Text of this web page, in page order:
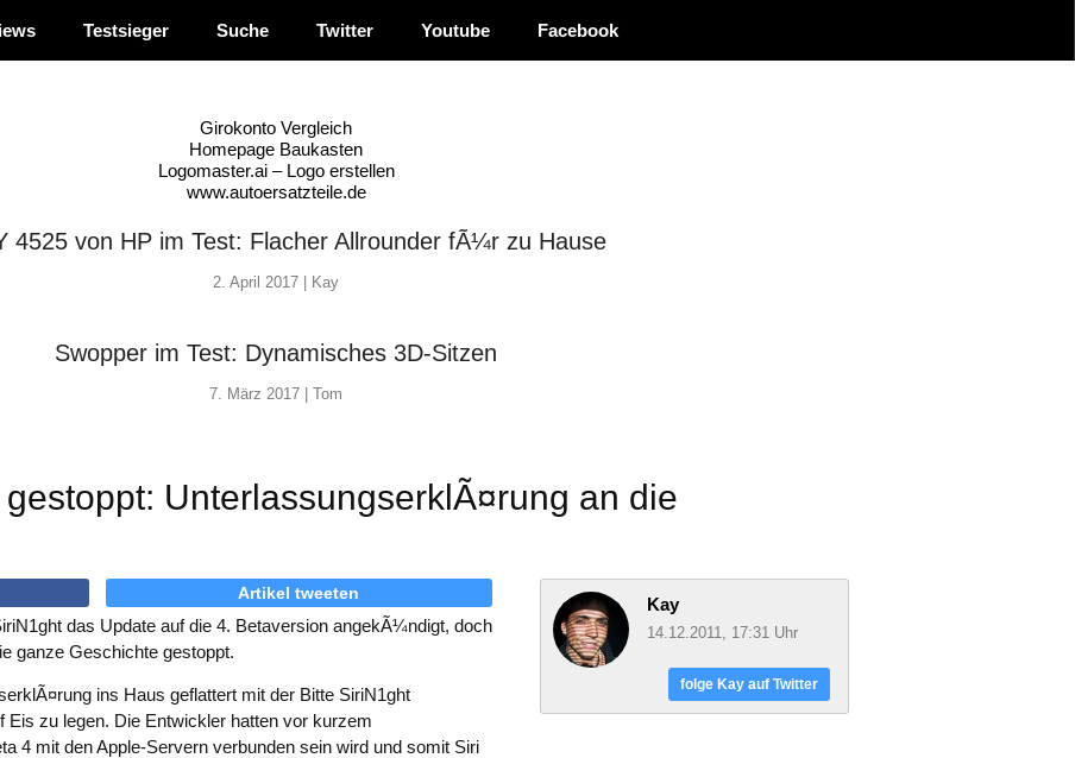
Testsieger Suche Twitter Youtube Facebook
Girokonto Vergleich
Homepage Baukasten
Logomaster.ai – Logo erstellen
www.autoersatzteile.de
4525 von HP im Test: Flacher Allrounder fÃ¼r zu Hause
2. April 2017 | Kay
Swopper im Test: Dynamisches 3D-Sitzen
7. März 2017 | Tom
UnterlassungserklÃ¤rung an die
Artikel tweeten
das Update auf die 4. Betaversion angekÃ¼ndigt, doch
ganze Geschichte gestoppt.
ins Haus geflattert mit der Bitte SiriN1ght
zu legen. Die Entwickler hatten vor kurzem
4 mit den Apple-Servern verbunden sein wird und somit Siri
Kay
14.12.2011, 17:31 Uhr
folge Kay auf Twitter